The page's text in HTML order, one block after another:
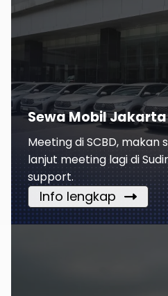
Sewa Mobil Jakarta
Meeting di SCBD, makan
lanjut meeting lagi di
support.
Info lengkap